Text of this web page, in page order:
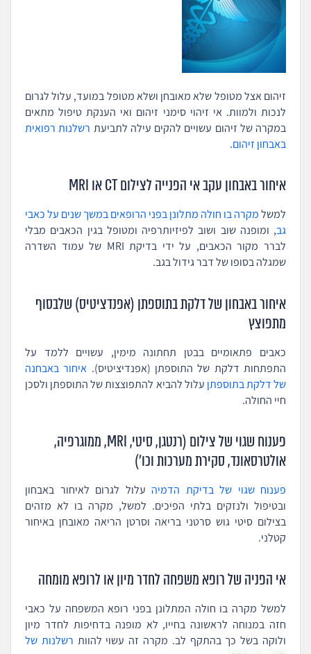
זיהום אצל מטופל שלא מאובחן ושלא מטופל במועד, עלול לגרום
לנכות ולמוות. אי זיהוי סימני זיהום ואי הענקת טיפול מתאים
במקרה של זיהום עשויים להקים עילה לתביעת רשלנות רפואית
באבחון זיהום.
איחור באבחון עקב אי הפנייה לצילום CT או MRI
למשלמקרה בו חולה מתלונן בפני הרופאים במשך שנים על כאבי
גב, ומופנה שוב ושוב לפיזיותרפיה ומטופל בגין הכאבים מבלי
לברר מקור הכאבים, על ידי בדיקת MRI של עמוד השדרה
שמגלה בסופו של דבר גידול בגב.
איחור באבחון של דלקת בתוספתן (אפנדציטיס) שלבסוף
מתפוצץ
כאבים פתאומיים בבטן תחתונה מימין, עשויים ללמד על
התפתחות דלקת של התוספתן (אפנדיציטיס). איחור באבחנה
של דלקת בתוספתן עלול להביא להתפוצצות של התוספתן ולסכן
חיי החולה.
פענוח שגוי של צילום (רנטגן, סיטי, MRI, ממוגרפיה,
אולטרסאונד, סקירת מערכות וכו')
פענוח שגוי של בדיקת הדמיה עלול לגרום לאיחור באבחון
ובטיפול ולנזקים בלתי הפיכים. למשל, מקרה בו לא מזהים
בצילום סיטי גוש סרטני בריאה וסרטן הריאה מאובחן באיחור
קטלני.
אי הפניה של רופא משפחה לחדר מיון או לרופא מומחה
למשל מקרה בו חולה המתלונן בפני רופא המשפחה על כאבי
חזה במנוחה לראשונה בחייו, לא מופנה בדחיפות לחדר מיון
ולוקה בשל כך בהתקף לב. מקרה זה עשוי להוות רשלנות של